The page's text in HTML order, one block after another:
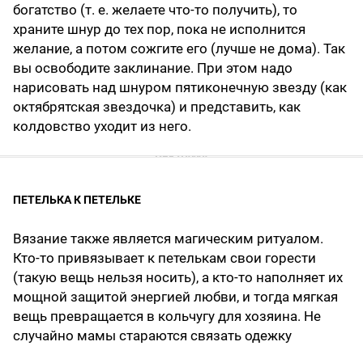
богатство (т. е. желаете что-то получить), то
храните шнур до тех пор, пока не исполнится
желание, а потом сожгите его (лучше не дома). Так
вы освободите заклинание. При этом надо
нарисовать над шнуром пятиконечную звезду (как
октябрятская звездочка) и представить, как
колдовство уходит из него.
ПЕТЕЛЬКА К ПЕТЕЛЬКЕ
Вязание также является магическим ритуалом.
Кто-то привязывает к петелькам свои горести
(такую вещь нельзя носить), а кто-то наполняет их
мощной защитой энергией любви, и тогда мягкая
вещь превращается в кольчугу для хозяина. Не
случайно мамы стараются связать одежку